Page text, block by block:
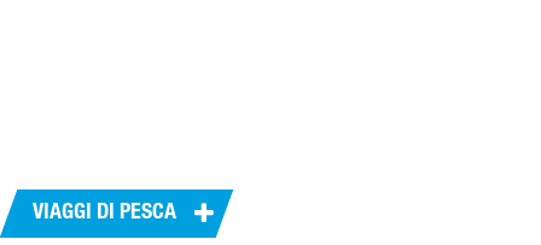
VIAGGI DI PESCA